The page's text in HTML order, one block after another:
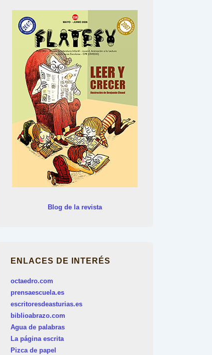
Blog de la revista
ENLACES DE INTERÉS
octaedro.com
prensaescuela.es
escritoresdeasturias.es
biblioabrazo.com
Agua de palabras
La página escrita
Pizca de papel